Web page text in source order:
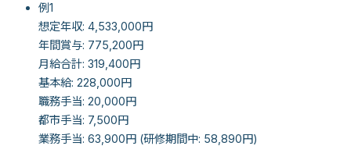
例1
想定年収: 4,533,000円
年間賞与: 775,200円
月給合計: 319,400円
基本給: 228,000円
職務手当: 20,000円
都市手当: 7,500円
業務手当: 63,900円 (研修期間中: 58,890円)